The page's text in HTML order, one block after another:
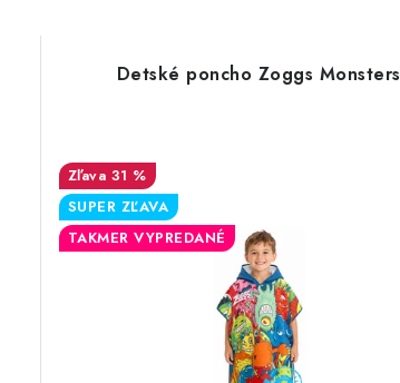
Detské poncho Zoggs Monsters
31 %
SUPER ZĽAVA
TAKMER VYPREDANÉ